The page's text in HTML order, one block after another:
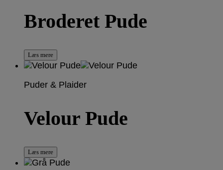
Broderet Pude
Læs mere
Puder & Plaider
Velour Pude
Læs mere